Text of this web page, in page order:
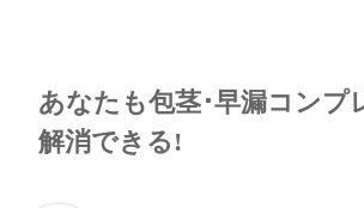
あなたも包茎･早漏コンプ
解消できる!